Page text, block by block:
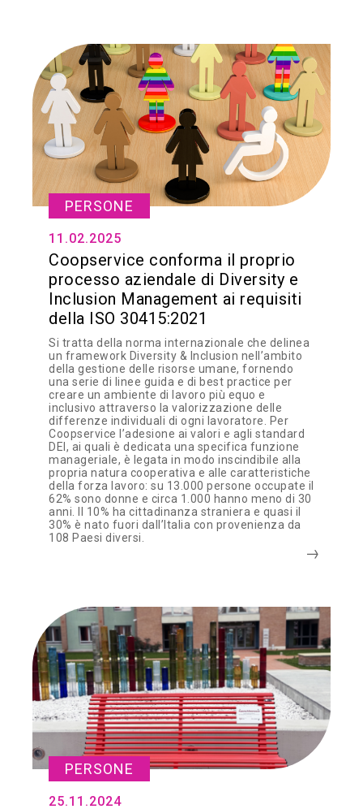
PERSONE
11.02.2025
Coopservice conforma il proprio
processo aziendale di Diversity e
Inclusion Management ai requisiti
della ISO 30415:2021
Si tratta della norma internazionale che delinea
un framework Diversity & Inclusion nell’ambito
della gestione delle risorse umane, fornendo
una serie di linee guida e di best practice per
creare un ambiente di lavoro più equo e
inclusivo attraverso la valorizzazione delle
differenze individuali di ogni lavoratore. Per
Coopservice l’adesione ai valori e agli standard
DEI, ai quali è dedicata una specifica funzione
manageriale, è legata in modo inscindibile alla
propria natura cooperativa e alle caratteristiche
della forza lavoro: su 13.000 persone occupate il
62% sono donne e circa 1.000 hanno meno di 30
anni. Il 10% ha cittadinanza straniera e quasi il
30% è nato fuori dall’Italia con provenienza da
108 Paesi diversi.
PERSONE
25.11.2024